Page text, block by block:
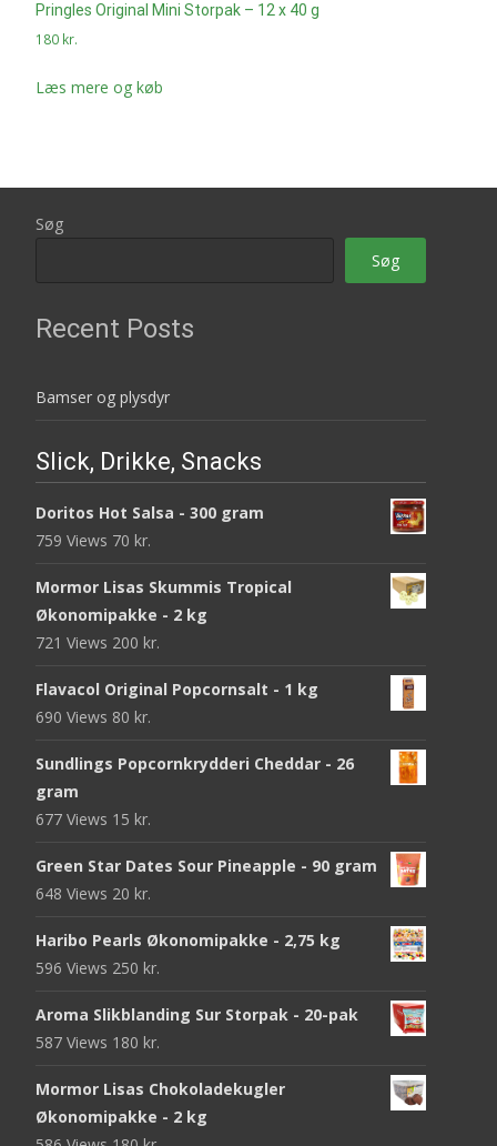
Pringles Original Mini Storpak – 12 x 40 g
180 kr.
Læs mere og køb
Søg
Søg
Recent Posts
Bamser og plysdyr
Slick, Drikke, Snacks
Doritos Hot Salsa - 300 gram
759 Views 70 kr.
Mormor Lisas Skummis Tropical
Økonomipakke - 2 kg
721 Views 200 kr.
Flavacol Original Popcornsalt - 1 kg
690 Views 80 kr.
Sundlings Popcornkrydderi Cheddar - 26
gram
677 Views 15 kr.
Green Star Dates Sour Pineapple - 90 gram
648 Views 20 kr.
Haribo Pearls Økonomipakke - 2,75 kg
596 Views 250 kr.
Aroma Slikblanding Sur Storpak - 20-pak
587 Views 180 kr.
Mormor Lisas Chokoladekugler
Økonomipakke - 2 kg